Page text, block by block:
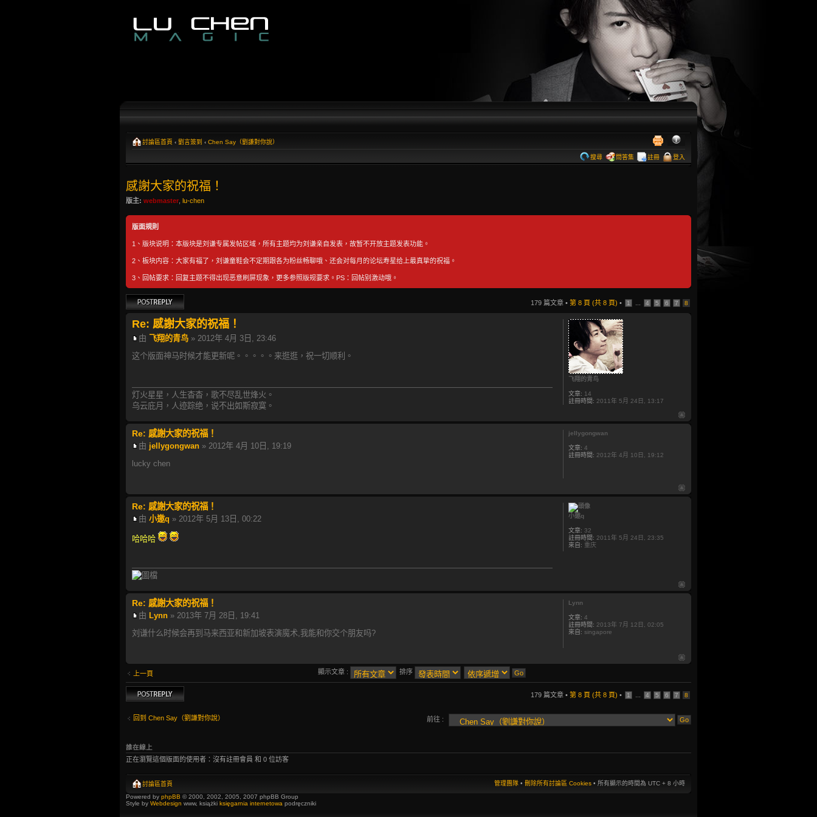
討論區首頁 ‹ 劉言簽到 ‹ Chen Say（劉謙對你說）
搜尋 問答集 註冊 登入
感謝大家的祝福！
版主: webmaster lu-chen
版面規則
1、版块说明：本版块是刘谦专属发帖区域，所有主题均为刘谦亲自发表，故暂不开放主题发表功能。
2、板块内容：大家有福了，刘谦童鞋会不定期跟各为粉丝畅聊哦、还会对每月的论坛寿星给上最真挚的祝福。
3、回帖要求：回复主题不得出现恶意刷屏现象，更多参照版规要求。PS：回帖别激动哦。
發表回覆 179 篇文章 • 第 8 頁 (共 8 頁) • 1 4 5 6 7 8
Re: 感謝大家的祝福！
由 飞翔的青鸟 » 2012年 4月 3日, 23:46
这个版面神马时候才能更新呢。。。。。来逛逛，祝一切顺利。
灯火星星，人生杳杳，歌不尽乱世烽火。
乌云庇月，人迹踪绝，说不出如斯寂寞。
飞翔的青鸟
文章: 14
註冊時間: 2011年 5月 24日, 13:17
Re: 感謝大家的祝福！
由 jellygongwan » 2012年 4月 10日, 19:19
lucky chen
jellygongwan
文章: 4
註冊時間: 2012年 4月 10日, 19:12
Re: 感謝大家的祝福！
由 小邀q » 2012年 5月 13日, 00:22
哈哈哈
小邀q
文章: 32
註冊時間: 2011年 5月 24日, 23:35
來自: 重庆
Re: 感謝大家的祝福！
由 Lynn » 2013年 7月 28日, 19:41
刘谦什么时候会再到马来西亚和新加坡表演魔术,我能和你交个朋友吗?
Lynn
文章: 4
註冊時間: 2013年 7月 12日, 02:05
來自: singapore
上一頁 顯示文章 : 排序
發表回覆 179 篇文章 • 第 8 頁 (共 8 頁) • 1 4 5 6 7 8
回到 Chen Say（劉謙對你說） 前往 :
誰在線上
正在瀏覽這個版面的使用者：沒有註冊會員 和 0 位訪客
討論區首頁 管理團隊 • 刪除所有討論區 Cookies • 所有顯示的時間為 UTC + 8 小時
Powered by phpBB © 2000, 2002, 2005, 2007 phpBB Group
Style by Webdesign www, książki księgarnia internetowa podręczniki